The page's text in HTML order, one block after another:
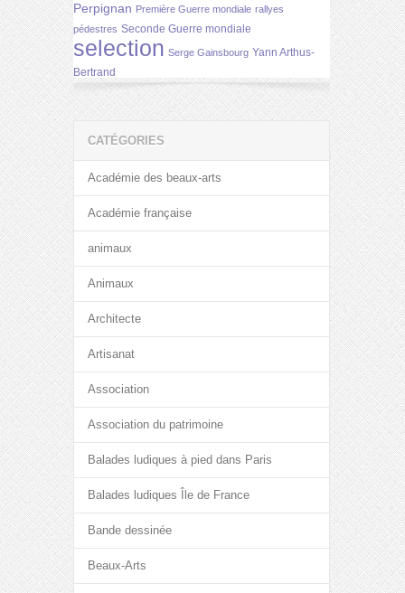
Perpignan Première Guerre mondiale rallyes
pédestres Seconde Guerre mondiale
selection Serge Gainsbourg Yann Arthus-
Bertrand
CATÉGORIES
Académie des beaux-arts
Académie française
animaux
Animaux
Architecte
Artisanat
Association
Association du patrimoine
Balades ludiques à pied dans Paris
Balades ludiques Île de France
Bande dessinée
Beaux-Arts